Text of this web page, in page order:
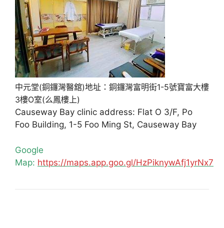
中元堂(銅鑼灣醫舘)地址：銅鑼灣富明街1-5號寶富大樓
3樓O室(么鳳樓上)
Causeway Bay clinic address: Flat O 3/F, Po
Foo Building, 1-5 Foo Ming St, Causeway Bay
Google
Map: https://maps.app.goo.gl/HzPiknywAfj1yrNx7